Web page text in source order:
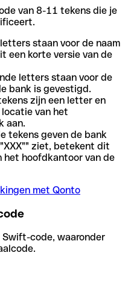
van 8-11 tekens die je
staan voor de naam
een korte versie van de
letters staan voor de
bank is gevestigd.
zijn een letter en
van het
aan.
tekens geven de bank
ziet, betekent dit
het hoofdkantoor van de
met Qonto
Swift-code, waaronder